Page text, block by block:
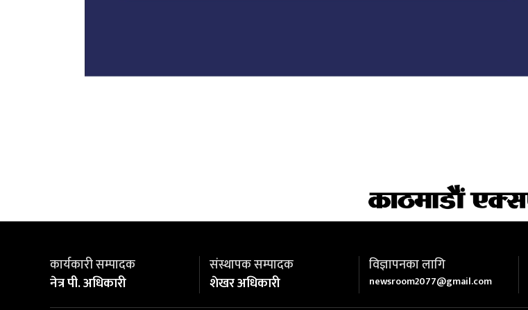
कार्यकारी सम्पादक
नेत्र पी. अधिकारी
संस्थापक सम्पादक
शेखर अधिकारी
विज्ञापनका लागि
newsroom2077@gmail.com